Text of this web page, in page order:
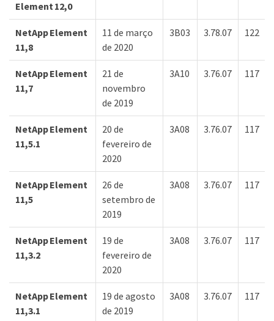
Element 12,0
NetApp Element
11,8
11 de março
de 2020
3B03 3.78.07 122
NetApp Element
11,7
21 de
novembro
de 2019
3A10 3.76.07 117
NetApp Element
11,5.1
20 de
fevereiro de
2020
3A08 3.76.07 117
NetApp Element
11,5
26 de
setembro de
2019
3A08 3.76.07 117
NetApp Element
11,3.2
19 de
fevereiro de
2020
3A08 3.76.07 117
NetApp Element
11,3.1
19 de agosto
de 2019
3A08 3.76.07 117